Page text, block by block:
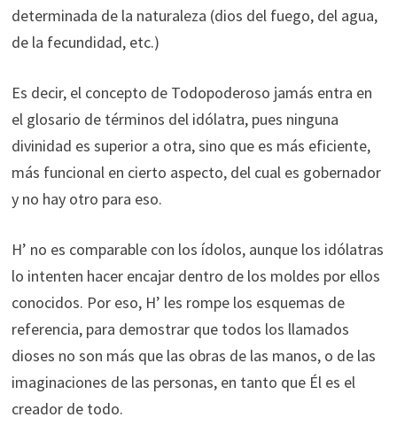
determinada de la naturaleza (dios del fuego, del agua,
de la fecundidad, etc.)
Es decir, el concepto de Todopoderoso jamás entra en
el glosario de términos del idólatra, pues ninguna
divinidad es superior a otra, sino que es más eficiente,
más funcional en cierto aspecto, del cual es gobernador
y no hay otro para eso.
H’ no es comparable con los ídolos, aunque los idólatras
lo intenten hacer encajar dentro de los moldes por ellos
conocidos. Por eso, H’ les rompe los esquemas de
referencia, para demostrar que todos los llamados
dioses no son más que las obras de las manos, o de las
imaginaciones de las personas, en tanto que Él es el
creador de todo.